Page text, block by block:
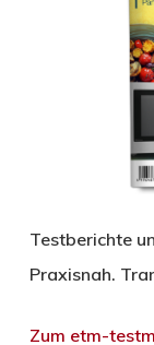
Testberichte
Praxisnah.
Zum etm-